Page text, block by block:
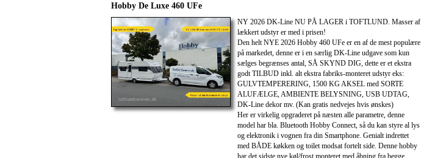
Hobby De Luxe 460 UFe
NY 2026 DK-Line NU PÅ LAGER i TOFTLUND. Masser af
lækkert udstyr er med i prisen!
Den helt NYE 2026 Hobby 460 UFe er en af de mest populære
på markedet, denne er i en særlig DK-Line udgave som kun
sælges begrænses antal, SÅ SKYND DIG, dette er et ekstra
godt TILBUD inkl. alt ekstra fabriks-monteret udstyr eks:
GULVTEMPERERING, 1500 KG AKSEL med SORTE
ALUFÆLGE, AMBIENTE BELYSNING, USB UDTAG,
DK-Line dekor mv. (Kan gratis nedvejes hvis ønskes)
Her er virkelig opgraderet på næsten alle parametre, denne
model har bla. Bluetooth Hobby Connect, så du kan styre al lys
og elektronik i vognen fra din Smartphone. Genialt indrettet
med BÅDE køkken og toilet modsat fortelt side. Denne hobby
har det sidste nye køl/frost monteret med åbning fra begge